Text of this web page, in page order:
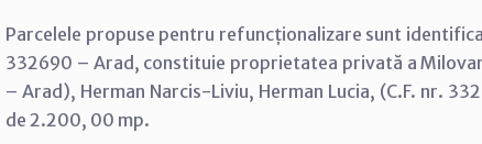
Parcelele propuse pentru refuncționalizare sunt
332690 – Arad, constituie proprietatea privată a
– Arad), Herman Narcis-Liviu, Herman Lucia, (C.F. nr.
de 2.200, 00 mp.